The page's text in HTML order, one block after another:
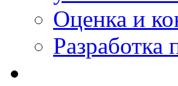
Оценка и
Разработка